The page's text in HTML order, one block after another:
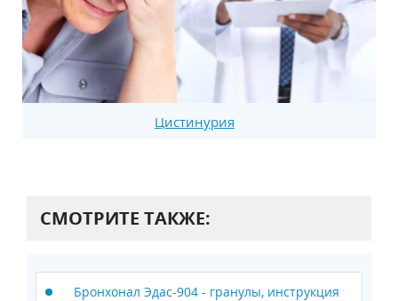
Цистинурия
СМОТРИТЕ ТАКЖЕ:
Бронхонал Эдас-904 - гранулы, инструкция